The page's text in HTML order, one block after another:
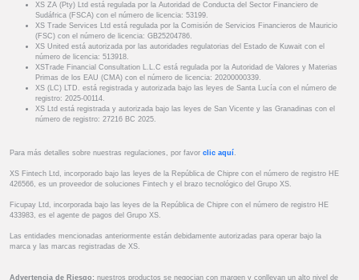
XS ZA (Pty) Ltd está regulada por la Autoridad de Conducta del Sector Financiero de
Sudáfrica (FSCA) con el número de licencia: 53199.
XS Trade Services Ltd está regulada por la Comisión de Servicios Financieros de Mauricio
(FSC) con el número de licencia: GB25204786.
XS United está autorizada por las autoridades regulatorias del Estado de Kuwait con el
número de licencia: 513918.
XSTrade Financial Consultation L.L.C está regulada por la Autoridad de Valores y Materias
Primas de los EAU (CMA) con el número de licencia: 20200000339.
XS (LC) LTD. está registrada y autorizada bajo las leyes de Santa Lucía con el número de
registro: 2025-00114.
XS Ltd está registrada y autorizada bajo las leyes de San Vicente y las Granadinas con el
número de registro: 27216 BC 2025.
Para más detalles sobre nuestras regulaciones, por favor clic aquí .
XS Fintech Ltd, incorporado bajo las leyes de la República de Chipre con el número de registro HE
426566, es un proveedor de soluciones Fintech y el brazo tecnológico del Grupo XS.
Ficupay Ltd, incorporada bajo las leyes de la República de Chipre con el número de registro HE
433983, es el agente de pagos del Grupo XS.
Las entidades mencionadas anteriormente están debidamente autorizadas para operar bajo la
marca y las marcas registradas de XS.
Advertencia de Riesgo: nuestros productos se negocian con margen y conllevan un alto nivel de